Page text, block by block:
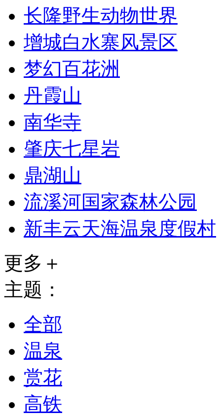
长隆野生动物世界
增城白水寨风景区
梦幻百花洲
丹霞山
南华寺
肇庆七星岩
鼎湖山
流溪河国家森林公园
新丰云天海温泉度假村
更多＋
主题：
全部
温泉
赏花
高铁